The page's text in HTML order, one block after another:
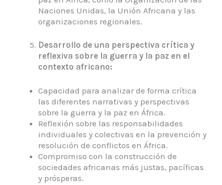
Naciones Unidas, la Unión Africana y las
organizaciones regionales.
Desarrollo de una perspectiva crítica y
reflexiva sobre la guerra y la paz en el
contexto africano:
Capacidad para analizar de forma crítica
las diferentes narrativas y perspectivas
sobre la guerra y la paz en África.
Reflexión sobre las responsabilidades
individuales y colectivas en la prevención y
resolución de conflictos en África.
Compromiso con la construcción de
sociedades africanas más justas, pacíficas
y prósperas.